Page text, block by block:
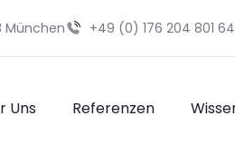
München +49 (0) 176 204 801 64
Uns Referenzen